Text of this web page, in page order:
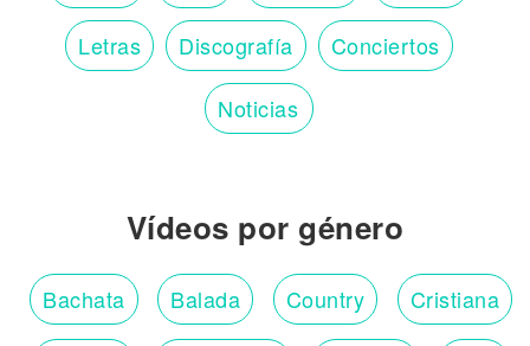
Letras Discografía Conciertos
Noticias
Vídeos por género
Bachata Balada Country Cristiana